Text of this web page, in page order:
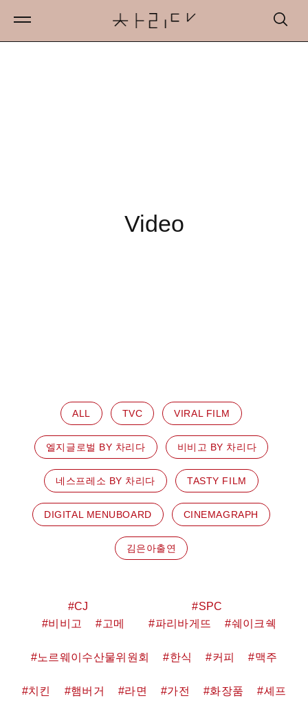
ALL TVC VIRAL FILM
엘지글로벌 BY 차리다 비비고 BY 차리다
네스프레소 BY 차리다 TASTY FILM
DIGITAL MENUBOARD CINEMAGRAPH
김은아출연
CJ
비비고
고메
SPC
파리바게뜨
쉐이크쉑
노르웨이수산물위원회 한식 커피 맥주
치킨 햄버거 라면 가전 화장품 셰프